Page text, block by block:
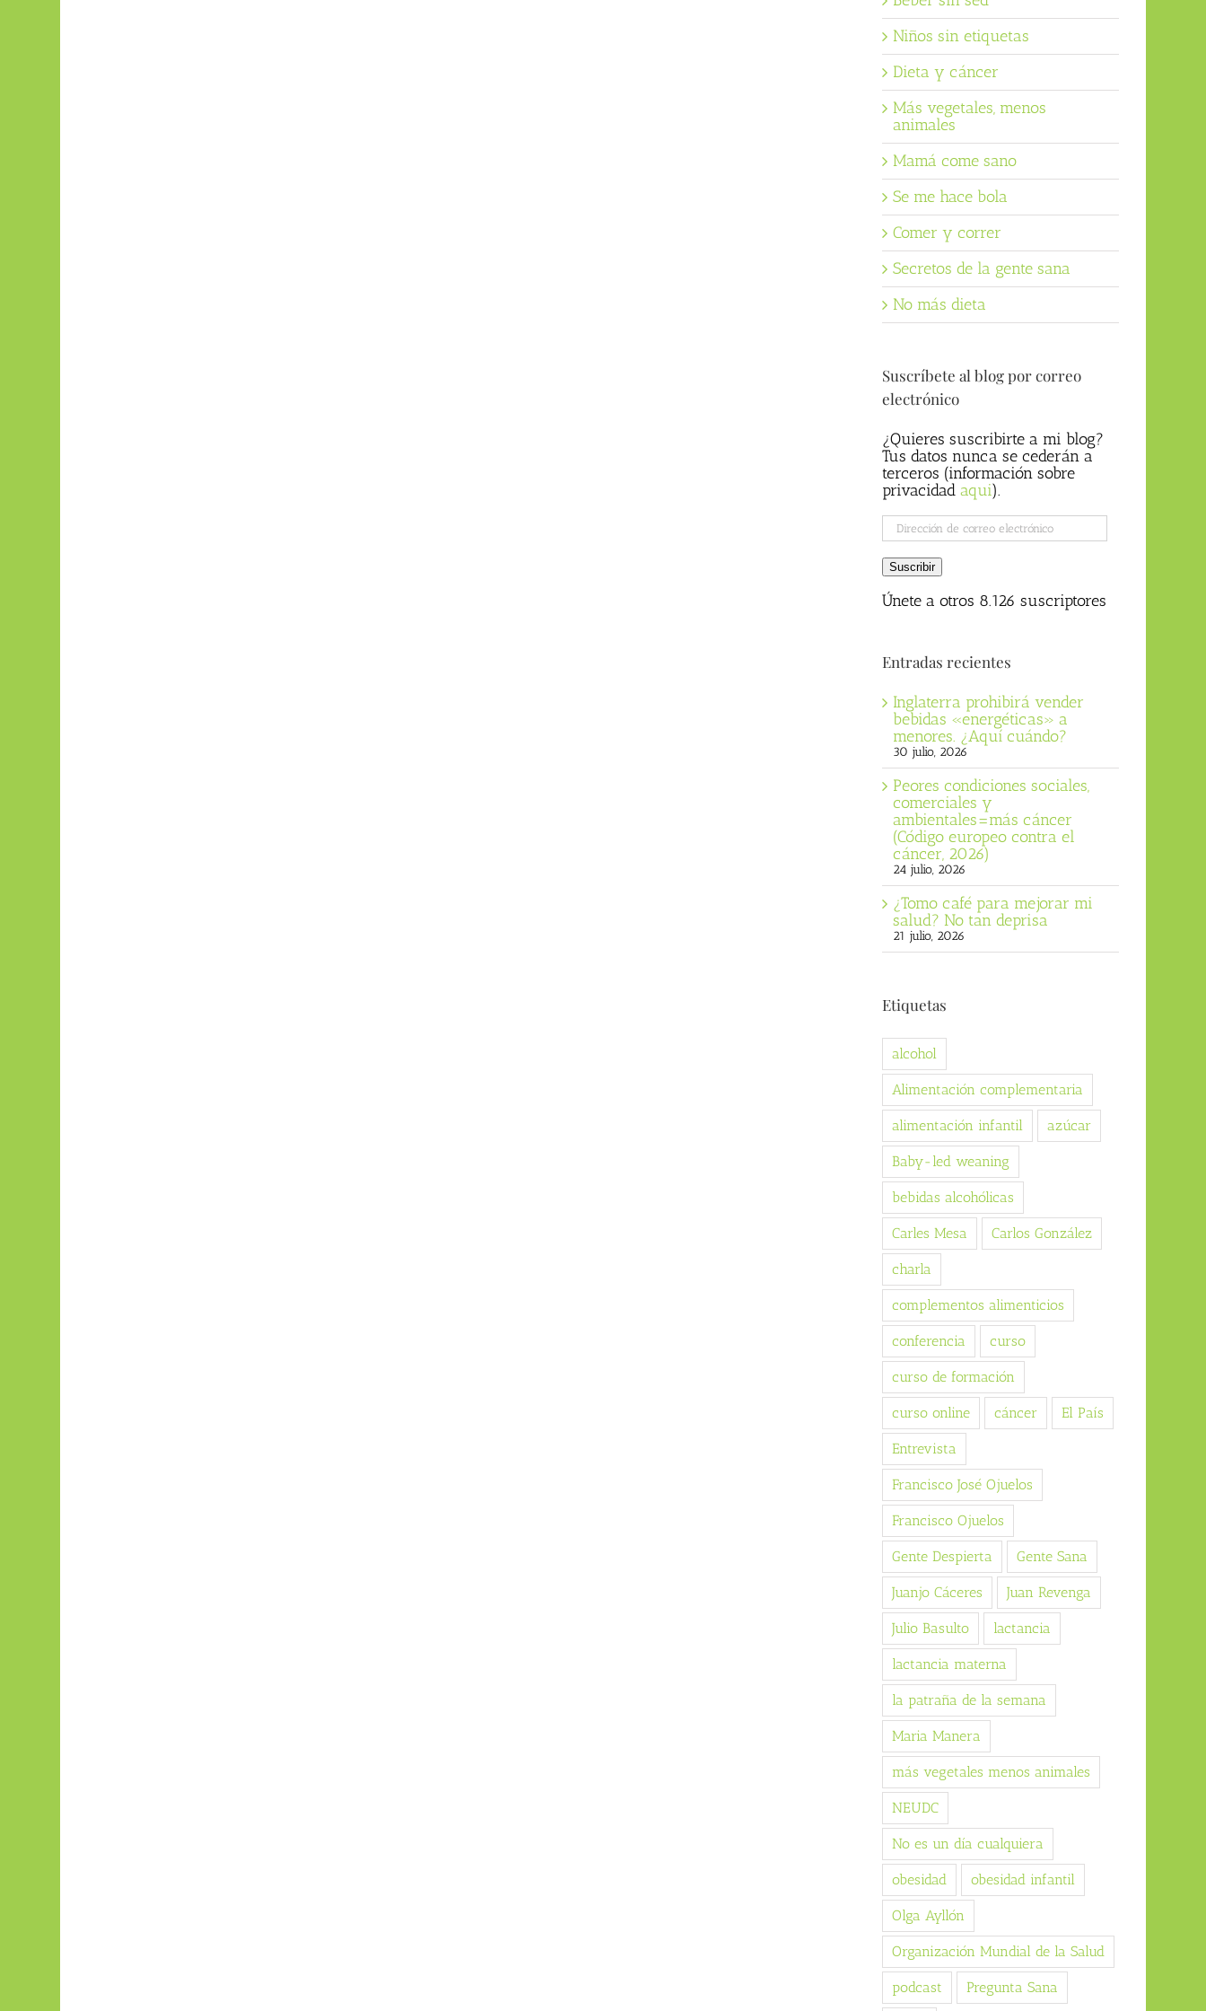
Niños sin etiquetas
Dieta y cáncer
Más vegetales, menos
animales
Mamá come sano
Se me hace bola
Comer y correr
Secretos de la gente sana
No más dieta
Suscríbete al blog por correo
electrónico
¿Quieres suscribirte a mi blog?
Tus datos nunca se cederán a
terceros (información sobre
privacidad aqui).
Dirección
de
correo
electrónico
Suscribir
Únete a otros 8.126 suscriptores
Entradas recientes
Inglaterra prohibirá vender
bebidas «energéticas» a
menores. ¿Aquí cuándo?
30 julio, 2026
Peores condiciones sociales,
comerciales y
ambientales=más cáncer
(Código europeo contra el
cáncer, 2026)
24 julio, 2026
¿Tomo café para mejorar mi
salud? No tan deprisa
21 julio, 2026
Etiquetas
alcohol
Alimentación complementaria
alimentación infantil azúcar
Baby-led weaning
bebidas alcohólicas
Carles Mesa Carlos González
charla
complementos alimenticios
conferencia curso
curso de formación
curso online cáncer El País
Entrevista
Francisco José Ojuelos
Francisco Ojuelos
Gente Despierta Gente Sana
Juanjo Cáceres Juan Revenga
Julio Basulto lactancia
lactancia materna
la patraña de la semana
Maria Manera
más vegetales menos animales
NEUDC
No es un día cualquiera
obesidad obesidad infantil
Olga Ayllón
Organización Mundial de la Salud
podcast Pregunta Sana